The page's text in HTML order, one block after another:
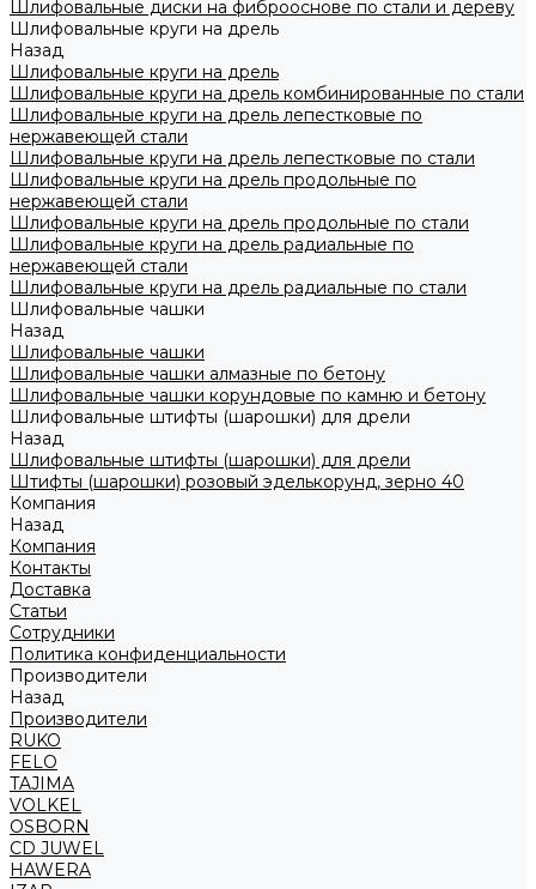
Шлифовальные диски на фиброоснове по стали и дереву
Шлифовальные круги на дрель
Назад
Шлифовальные круги на дрель
Шлифовальные круги на дрель комбинированные по стали
Шлифовальные круги на дрель лепестковые по
нержавеющей стали
Шлифовальные круги на дрель лепестковые по стали
Шлифовальные круги на дрель продольные по
нержавеющей стали
Шлифовальные круги на дрель продольные по стали
Шлифовальные круги на дрель радиальные по
нержавеющей стали
Шлифовальные круги на дрель радиальные по стали
Шлифовальные чашки
Назад
Шлифовальные чашки
Шлифовальные чашки алмазные по бетону
Шлифовальные чашки корундовые по камню и бетону
Шлифовальные штифты (шарошки) для дрели
Назад
Шлифовальные штифты (шарошки) для дрели
Штифты (шарошки) розовый эделькорунд, зерно 40
Компания
Назад
Компания
Контакты
Доставка
Статьи
Сотрудники
Политика конфиденциальности
Производители
Назад
Производители
RUKO
FELO
TAJIMA
VOLKEL
OSBORN
CD JUWEL
HAWERA